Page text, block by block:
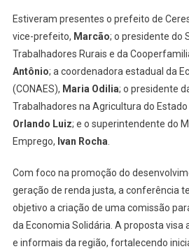
Estiveram presentes o prefeito de
vice-prefeito, Marcão; o presidente do
Trabalhadores Rurais e da
Antônio; a coordenadora estadual da
(CONAES), Maria Odilia; o presidente
Trabalhadores na Agricultura do Estado
Orlando Luiz; e o superintendente do
Emprego, Ivan Rocha
Com foco na promoção do
geração de renda justa, a conferência
objetivo a criação de uma comissão
da Economia Solidária. A proposta
e informais da região, fortalecendo